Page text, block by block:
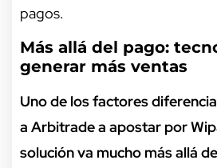
pagos.
Más allá del pago:
generar más ventas
Uno de los factores
a Arbitrade a apostar por
solución va mucho más allá